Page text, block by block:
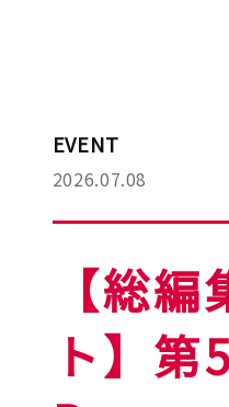
EVENT
2026.07.08
【総
ト】第